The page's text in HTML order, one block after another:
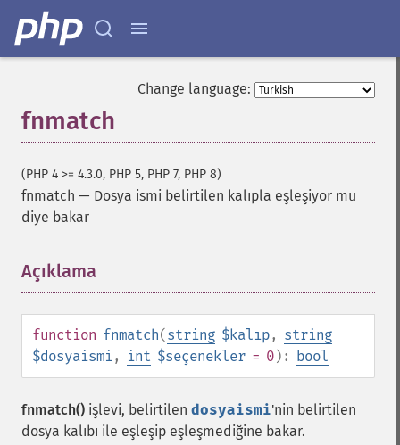
Change language:
fnmatch
(PHP 4 >= 4.3.0, PHP 5, PHP 7, PHP 8)
fnmatch — Dosya ismi belirtilen kalıpla eşleşiyor mu
diye bakar
Açıklama
function fnmatch(string $kalıp, string
$dosyaismi, int $seçenekler = 0): bool
fnmatch() işlevi, belirtilen dosyaismi'nin belirtilen
dosya kalıbı ile eşleşip eşleşmediğine bakar.